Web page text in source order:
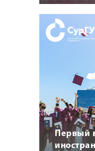
Первый